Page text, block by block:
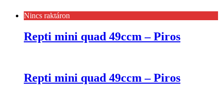
Nincs raktáron
Repti mini quad 49ccm – Piros
Repti mini quad 49ccm – Piros